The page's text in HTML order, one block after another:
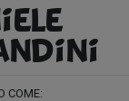
COME: